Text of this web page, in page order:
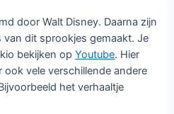
door Walt Disney. Daarna zijn
van dit sprookjes gemaakt. Je
bekijken opYoutube. Hier
ook vele verschillende andere
het verhaaltje